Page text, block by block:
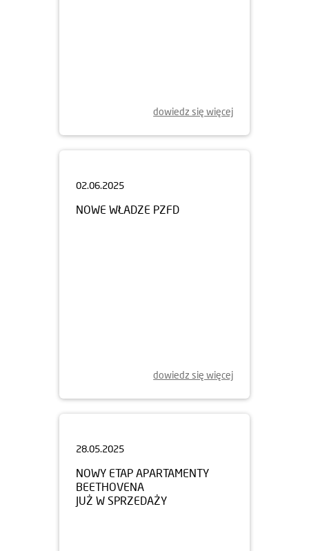
dowiedz się więcej
NOWE WŁADZE PZFD
dowiedz się więcej
NOWY ETAP APARTAMENTY
BEETHOVENA
JUŻ W SPRZEDAŻY